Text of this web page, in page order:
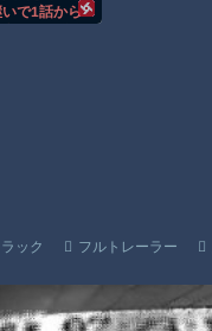
で1話から
ラック フルトレーラー